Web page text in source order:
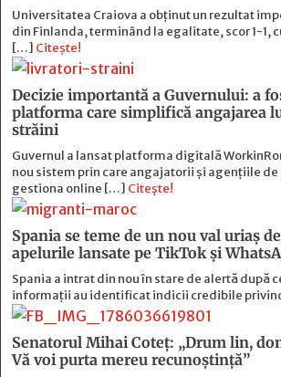
Universitatea Craiova a obținut un rezultat
din Finlanda, terminând la egalitate, scor 1-1,
[…] Citește!
Decizie importantă a Guvernului: a
platforma care simplifică angajarea
străini
Guvernul a lansat platforma digitală
nou sistem prin care angajatorii și agențiile de
gestiona online […] Citește!
Spania se teme de un nou val uriaș
apelurile lansate pe TikTok și
Spania a intrat din nou în stare de alertă după
informații au identificat indicii credibile
Senatorul Mihai Coteț: „Drum lin,
Vă voi purta mereu recunoștință”